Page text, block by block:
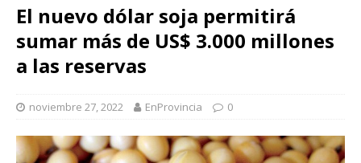
El nuevo dólar soja permitirá
sumar más de US$ 3.000 millones
a las reservas
noviembre 27, 2022 EnProvincia 0